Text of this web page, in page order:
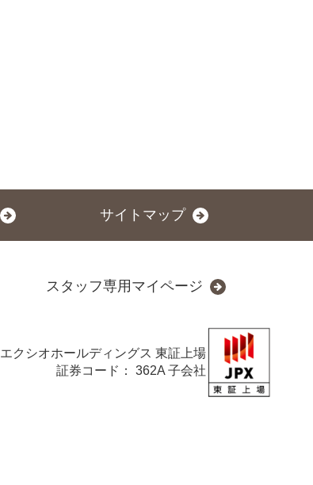
サイトマップ
スタッフ専用マイページ
エクシオホールディングス 東証上場
証券コード： 362A 子会社